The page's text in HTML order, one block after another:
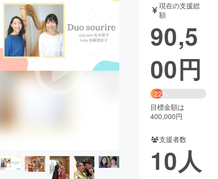
アート・写真
テクノロジー・ガジェット ゲーム・サ
チャレンジ
CAMPFIRE for Social Good CAMPFIRE Creation
CAMPFIREふるさと納税
コミュニティ
現在の支援総
額
90,5
00円
22%
目標金額は
400,000円
支援者数
10人